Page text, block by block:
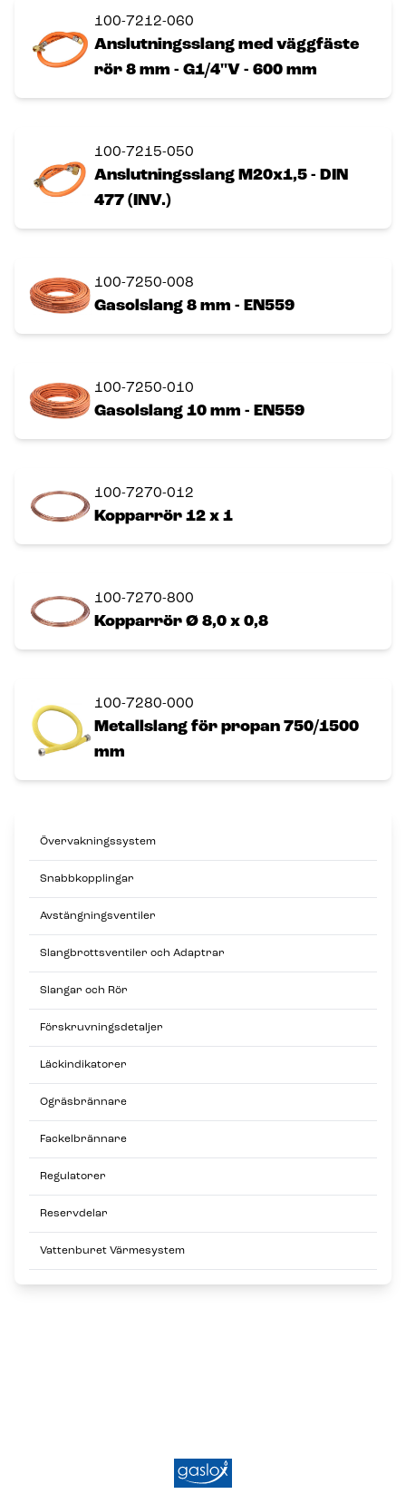
100-7212-060
Anslutningsslang med väggfäste
rör 8 mm - G1/4''V - 600 mm
100-7215-050
Anslutningsslang M20x1,5 - DIN
477 (INV.)
100-7250-008
Gasolslang 8 mm - EN559
100-7250-010
Gasolslang 10 mm - EN559
100-7270-012
Kopparrör 12 x 1
100-7270-800
Kopparrör Ø 8,0 x 0,8
100-7280-000
Metallslang för propan 750/1500
mm
Övervakningssystem
Snabbkopplingar
Avstängningsventiler
Slangbrottsventiler och Adaptrar
Slangar och Rör
Förskruvningsdetaljer
Läckindikatorer
Ogräsbrännare
Fackelbrännare
Regulatorer
Reservdelar
Vattenburet Värmesystem